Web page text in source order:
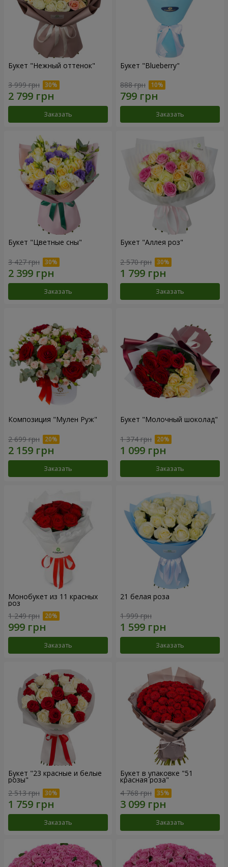
Букет "Нежный оттенок"
3 999 грн
Заказать
Букет "Blueberry"
888 грн
Заказать
Букет "Цветные сны"
3 427 грн
Заказать
Букет "Аллея роз"
2 570 грн
Заказать
Композиция "Мулен Руж"
2 699 грн
Заказать
Букет "Молочный шоколад"
1 374 грн
Заказать
Монобукет из 11 красных
роз
1 249 грн
Заказать
21 белая роза
1 999 грн
Заказать
Букет "23 красные и белые
розы"
2 513 грн
Заказать
Букет в упаковке "51
красная роза"
4 768 грн
Заказать